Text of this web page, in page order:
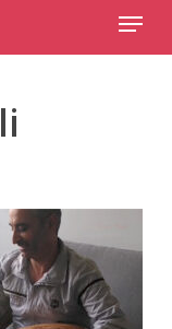
Menu